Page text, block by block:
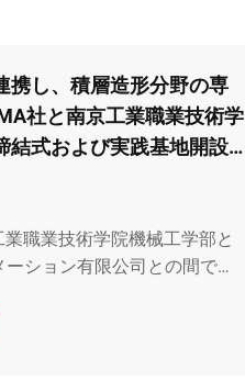
携し、積層造形分野の専
社と南京工業職業技術学
結式および実践基地開設
職業技術学院機械工学部と
ション有限公司との間で戦